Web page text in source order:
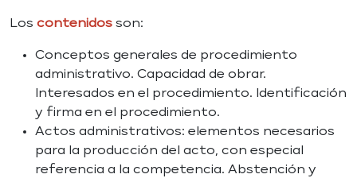
Los contenidos son:
Conceptos generales de procedimiento
administrativo. Capacidad de obrar.
Interesados en el procedimiento. Identificación
y firma en el procedimiento.
Actos administrativos: elementos necesarios
para la producción del acto, con especial
referencia a la competencia. Abstención y